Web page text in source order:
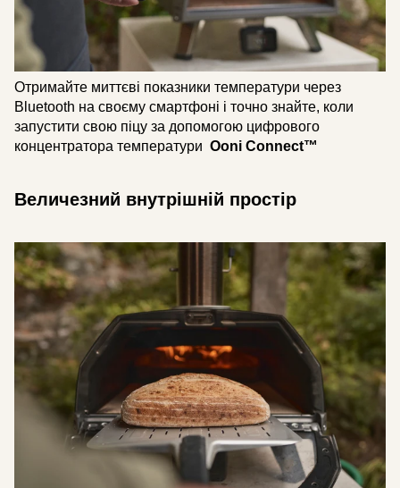
Отримайте миттєві показники температури через
Bluetooth на своєму смартфоні і точно знайте, коли
запустити свою піцу за допомогою цифрового
концентратора температури Ooni Connect™
Величезний внутрішній простір